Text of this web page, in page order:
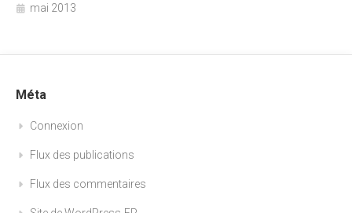
mai 2013
Méta
Connexion
Flux des publications
Flux des commentaires